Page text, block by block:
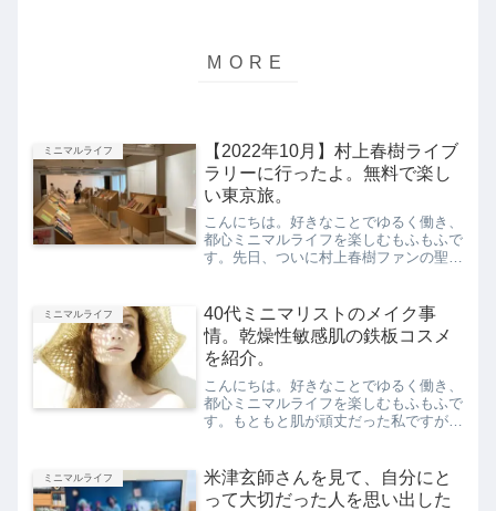
ミニマルライフ
【2022年10月】村上春樹ライブ
ラリーに行ったよ。無料で楽し
い東京旅。
こんにちは。好きなことでゆるく働き、
都心ミニマルライフを楽しむもふもふで
す。先日、ついに村上春樹ファンの聖
でなかったとしても何度も訪れたい場所
となりました。しかも、無料...
ミニマルライフ
40代ミニマリストのメイク事
情。乾燥性敏感肌の鉄板コスメ
を紹介。
こんにちは。好きなことでゆるく働き、
都心ミニマルライフを楽しむもふもふで
す。もともと肌が頑丈だった私ですが、
とにかく日光にあたる仕事なのですが、
その蓄積＋マスク生活＋た...
ミニマルライフ
米津玄師さんを見て、自分にと
って大切だった人を思い出した